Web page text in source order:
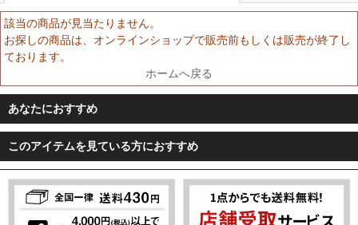
該当の商品が見当たりません。
お探しの商品は、オンラインショップで販売前もしくは販売が終了し
ております。
ホームへ戻る
あなたにおすすめ
このアイテムを見ている方におすすめ